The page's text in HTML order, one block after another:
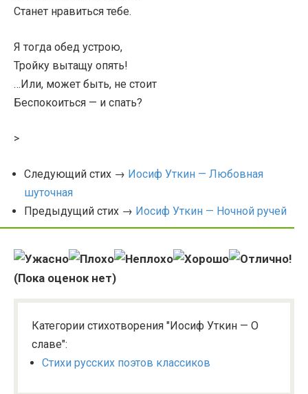
Станет нравиться тебе.
Я тогда обед устрою,
Тройку вытащу опять!
…Или, может быть, не стоит
Беспокоиться — и спать?
>
Следующий стих → Иосиф Уткин — Любовная
шуточная
Предыдущий стих → Иосиф Уткин — Ночной ручей
(Пока оценок нет)
Категории стихотворения "Иосиф Уткин — О
славе":
Стихи русских поэтов классиков